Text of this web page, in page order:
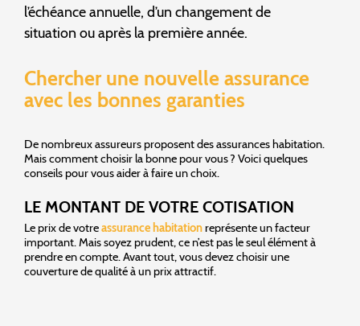
l’échéance annuelle, d’un changement de
situation ou après la première année.
Chercher une nouvelle assurance
avec les bonnes garanties
De nombreux assureurs proposent des assurances habitation.
Mais comment choisir la bonne pour vous ? Voici quelques
conseils pour vous aider à faire un choix.
LE MONTANT DE VOTRE COTISATION
Le prix de votreassurance habitationreprésente un facteur
important. Mais soyez prudent, ce n’est pas le seul élément à
prendre en compte. Avant tout, vous devez choisir une
couverture de qualité à un prix attractif.